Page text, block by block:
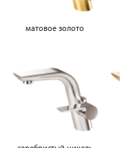
матовое золото